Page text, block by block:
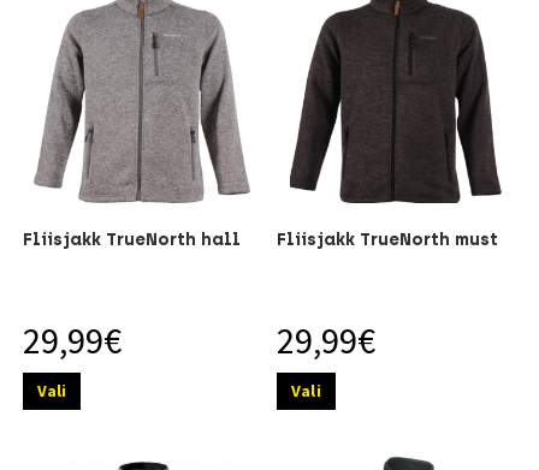
Fliisjakk TrueNorth hall
29,99€
Vali
Fliisjakk TrueNorth must
29,99€
Vali